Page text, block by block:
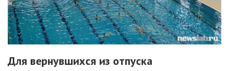
Для вернувшихся из отпуска